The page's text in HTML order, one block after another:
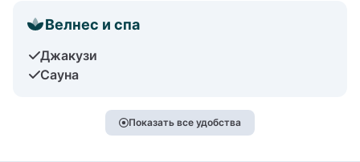
Велнес и спа
Джакузи
Сауна
Показать все удобства